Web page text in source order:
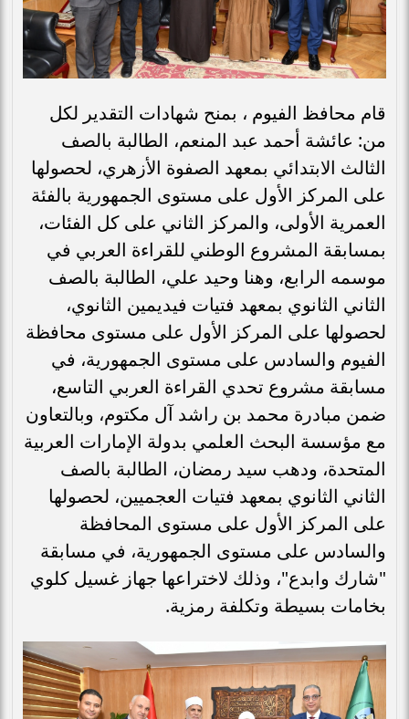
قام محافظ الفيوم ، بمنح شهادات التقدير لكل
من: عائشة أحمد عبد المنعم، الطالبة بالصف
الثالث الابتدائي بمعهد الصفوة الأزهري، لحصولها
على المركز الأول على مستوى الجمهورية بالفئة
العمرية الأولى، والمركز الثاني على كل الفئات،
بمسابقة المشروع الوطني للقراءة العربي في
موسمه الرابع، وهنا وحيد علي، الطالبة بالصف
الثاني الثانوي بمعهد فتيات فيديمين الثانوي،
لحصولها على المركز الأول على مستوى محافظة
الفيوم والسادس على مستوى الجمهورية، في
مسابقة مشروع تحدي القراءة العربي التاسع،
ضمن مبادرة محمد بن راشد آل مكتوم، وبالتعاون
مع مؤسسة البحث العلمي بدولة الإمارات العربية
المتحدة، ودهب سيد رمضان، الطالبة بالصف
الثاني الثانوي بمعهد فتيات العجميين، لحصولها
على المركز الأول على مستوى المحافظة
والسادس على مستوى الجمهورية، في مسابقة
"شارك وابدع"، وذلك لاختراعها جهاز غسيل كلوي
بخامات بسيطة وتكلفة رمزية.